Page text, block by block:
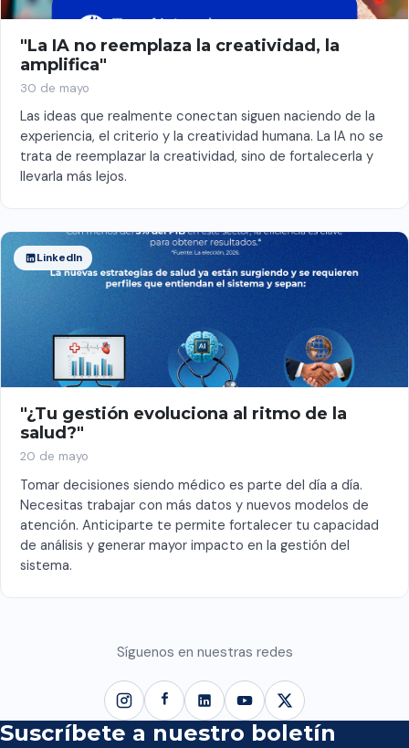
"La IA no reemplaza la creatividad, la
amplifica"
30 de mayo
Las ideas que realmente conectan siguen naciendo de la
experiencia, el criterio y la creatividad humana. La IA no se
trata de reemplazar la creatividad, sino de fortalecerla y
llevarla más lejos.
LinkedIn
"¿Tu gestión evoluciona al ritmo de la
salud?"
20 de mayo
Tomar decisiones siendo médico es parte del día a día.
Necesitas trabajar con más datos y nuevos modelos de
atención. Anticiparte te permite fortalecer tu capacidad
de análisis y generar mayor impacto en la gestión del
sistema.
Síguenos en nuestras redes
Suscríbete a nuestro boletín